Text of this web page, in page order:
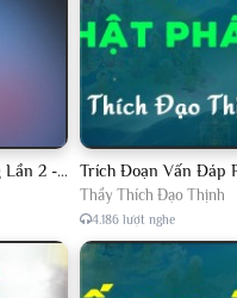
Giảng Giải Kinh Địa Tạng Lần 2 - Thầy Thích Đạo Thịnh - Diệu Pháp Khai Tâm
Thầy Thích Đạo Thịnh
4.186 lượt nghe